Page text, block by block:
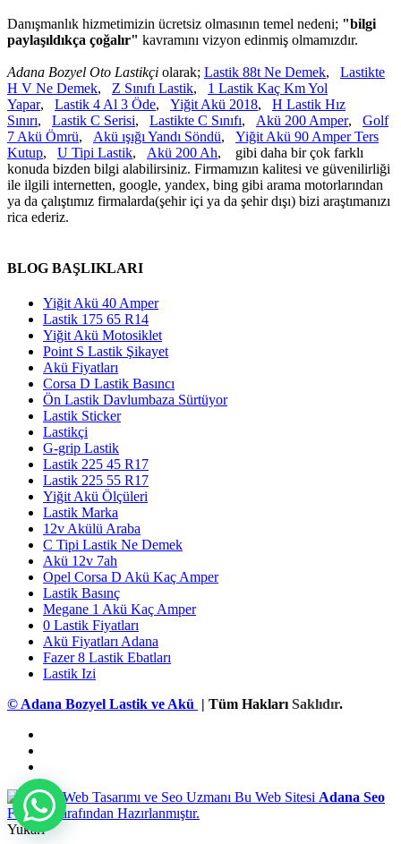
Danışmanlık hizmetimizin ücretsiz olmasının temel nedeni; "bilgi
paylaşıldıkça çoğalır" kavramını vizyon edinmiş olmamızdır.
Adana Bozyel Oto Lastikçi olarak; Lastik 88t Ne Demek, Lastikte
H V Ne Demek, Z Sınıfı Lastik, 1 Lastik Kaç Km Yol
Yapar, Lastik 4 Al 3 Öde, Yiğit Akü 2018, H Lastik Hız
Sınırı, Lastik C Serisi, Lastikte C Sınıfı, Akü 200 Amper, Golf
7 Akü Ömrü, Akü ışığı Yandı Söndü, Yiğit Akü 90 Amper Ters
Kutup, U Tipi Lastik, Akü 200 Ah, gibi daha bir çok farklı
konuda bizden bilgi alabilirsiniz. Firmamızın kalitesi ve güvenilirliği
ile ilgili internetten, google, yandex, bing gibi arama motorlarından
ya da çalıştımız firmalarda(şehir içi ya da şehir dışı) bizi araştımanızı
rica ederiz.
BLOG BAŞLIKLARI
Yiğit Akü 40 Amper
Lastik 175 65 R14
Yiğit Akü Motosiklet
Point S Lastik Şikayet
Akü Fiyatları
Corsa D Lastik Basıncı
Ön Lastik Davlumbaza Sürtüyor
Lastik Sticker
Lastikçi
G-grip Lastik
Lastik 225 45 R17
Lastik 225 55 R17
Yiğit Akü Ölçüleri
Lastik Marka
12v Akülü Araba
C Tipi Lastik Ne Demek
Akü 12v 7ah
Opel Corsa D Akü Kaç Amper
Lastik Basınç
Megane 1 Akü Kaç Amper
0 Lastik Fiyatları
Akü Fiyatları Adana
Fazer 8 Lastik Ebatları
Lastik Izi
© Adana Bozyel Lastik ve Akü | Tüm Hakları Saklıdır.
Bu Web Sitesi Adana Seo
Firması Tarafından Hazırlanmıştır.
Yukarı